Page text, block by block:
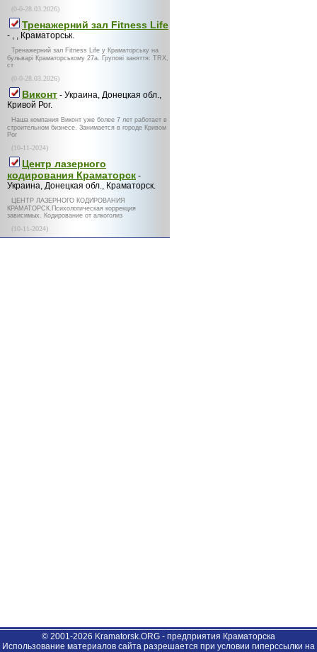
(0-0-28.03.2026)
Тренажерний зал Fitness Life
- , , Краматорськ.
Тренажерний зал Fitness Life у Краматорську на
бульварі Краматорському 27а. Групові заняття: TRX,
ст
(0-0-28.03.2026)
Виконт - Украина, Донецкая обл.,
Кривой Рог.
Наша компания Виконт уже более 7 лет работает в
строительном бизнесе. Занимается в городе Кривом
Рог
(10-11-2024)
Центр лазерного
кодирования Краматорск -
Украина, Донецкая обл., Краматорск.
ЦЕНТР ЛАЗЕРНОГО КОДИРОВАНИЯ
КРАМАТОРСК.Психологическая коррекция
зависимых. Кодирование от алкоголиз
(10-11-2024)
© 2001-2026 Kramatorsk.ORG - предприятия Краматорска
Использование материалов сайта разрешается при условии гиперссылки на